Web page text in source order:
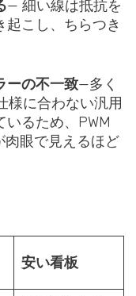
— 細い線は抵抗を
こし、ちらつき
ーの不一致—多く
様に合わない汎用
いるため、PWM
肉眼で見えるほど
安い看板